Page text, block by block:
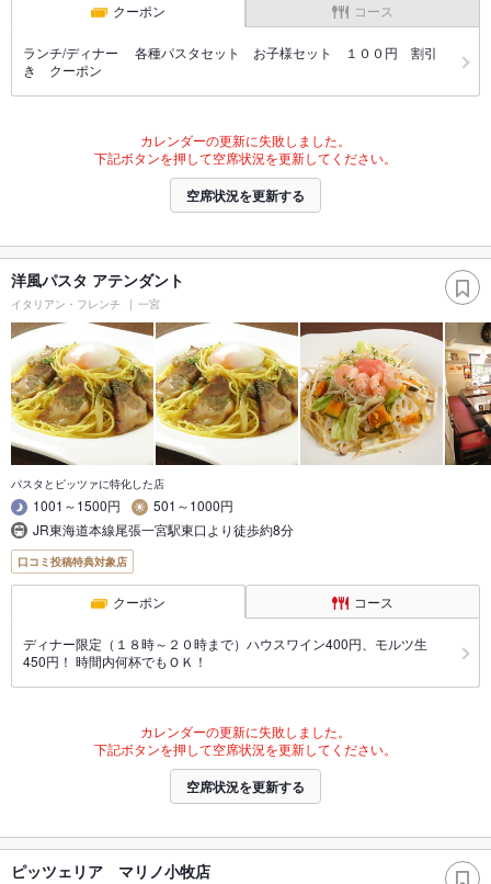
クーポン コース
ランチ/ディナー 各種パスタセット お子様セット １００円 割引
き クーポン
カレンダーの更新に失敗しました。
下記ボタンを押して空席状況を更新してください。
空席状況を更新する
洋風パスタ アテンダント
イタリアン・フレンチ 一宮
パスタとピッツァに特化した店
1001～1500円
501～1000円
JR東海道本線尾張一宮駅東口より徒歩約8分
口コミ投稿特典対象店
クーポン コース
ディナー限定（１８時～２０時まで）ハウスワイン400円、モルツ生
450円！ 時間内何杯でもＯＫ！
カレンダーの更新に失敗しました。
下記ボタンを押して空席状況を更新してください。
空席状況を更新する
ピッツェリア マリノ小牧店